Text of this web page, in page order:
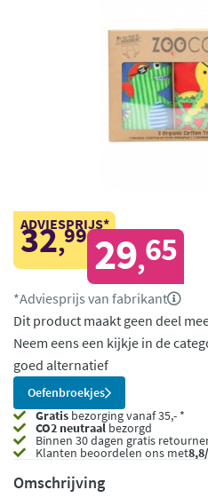
ADVIESPRIJS*
32,99 29,65
*Adviesprijs van fabrikant
Dit product maakt geen deel
Neem eens een kijkje in de
goed alternatief
Oefenbroekjes
Gratis bezorging vanaf 35,- *
CO2 neutraalbezorgd
Binnen 30 dagen gratis
Klanten beoordelen ons met
Omschrijving